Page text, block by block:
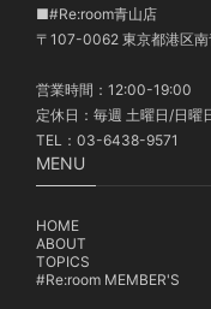
■#Re:room青山店
〒107-0062 東京都港区
営業時間：12:00-19:00
定休日：毎週 土曜日/日曜
TEL：03-6438-9571
MENU
HOME
ABOUT
TOPICS
#Re:room MEMBER'S